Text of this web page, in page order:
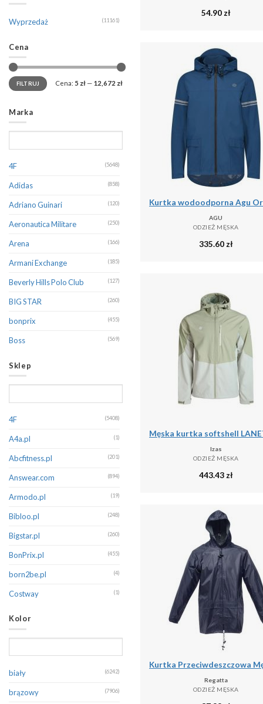
Wyprzedaż (11161)
Cena
FILTRUJ Cena: 5 zł — 12,672 zł
Marka
4F (5648)
Adidas (858)
Adriano Guinari (120)
Aeronautica Militare (250)
Arena (166)
Armani Exchange (185)
Beverly Hills Polo Club (127)
BIG STAR (260)
bonprix (455)
Boss (569)
CALVIN KLEIN
Camel Active (368)
Canadian Peak (233)
Champion (143)
CMP (396)
Columbia (177)
Dare 2B (382)
Decathlon (129)
Diesel (145)
Dsquared2 (131)
Dstrezzed (316)
Eight2Nine
Endurance (126)
Erima (267)
Sklep
4F (5408)
A4a.pl (1)
Abcfitness.pl (201)
Answear.com (894)
Armodo.pl (19)
Bibloo.pl (248)
Bigstar.pl (260)
BonPrix.pl (455)
born2be.pl (4)
Costway (1)
Denimo.com
Emaga (1)
Eobuwie (199)
Kolor
biały (6242)
brązowy (7906)
54.90 zł
AGU
ODZIEŻ MĘSKA
335.60 zł
Izas
ODZIEŻ MĘSKA
443.43 zł
Regatta
ODZIEŻ MĘSKA